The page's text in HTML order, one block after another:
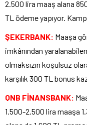
2.500 lira maaş alana
TL ödeme yapıyor.
ŞEKERBANK: Maaşa
imkânından
olmaksızın koşulsuz
karşılık 300 TL bonus
QNB FİNANSBANK:
1.500-2.500 lira maaşa